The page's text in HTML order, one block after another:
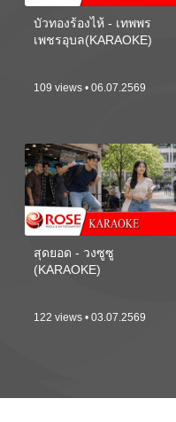
บัวทองร้องไห้ - เทพพร
เพชรอุบล(KARAOKE)
109 views • 06.07.2569
สุดยอด - วงซูซู
(KARAOKE)
122 views • 03.07.2569